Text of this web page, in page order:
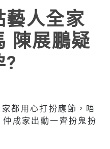
藝人全家
陳展鵬疑
?
都用心打扮應節，唔
成家出動一齊扮鬼扮